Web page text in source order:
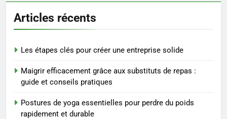
trouver un accompagnement
sérieux à un tarif juste ?
Sclérose en plaques et
maternité : tout ce que les
femmes enceintes doivent
connaître
SANTÉ
Articles récents
Les étapes clés pour créer une entreprise solide
Maigrir efficacement grâce aux substituts de repas :
guide et conseils pratiques
Postures de yoga essentielles pour perdre du poids
rapidement et durable